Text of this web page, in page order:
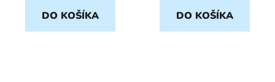
DO KOŠÍKA DO KOŠÍKA